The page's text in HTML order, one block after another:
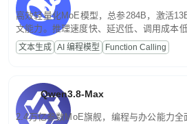
高效轻量化MoE模型，总参284B，激活
文能力。推理速度快、延迟低、调用成本
高并发、轻量化任务，适合日常对话、内
文案处理等普惠刚需场景。
文本生成 AI 编程模型 Function Calling
Qwen3.8-Max
2.4万亿参数MoE旗舰，编程与办公能力